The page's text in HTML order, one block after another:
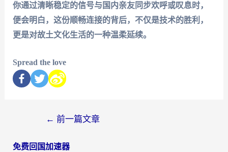
你通过清晰稳定的信号与国内亲友同步欢呼或叹息时，
便会明白，这份顺畅连接的背后，不仅是技术的胜利，
更是对故土文化生活的一种温柔延续。
Spread the love
← 前一篇文章
免费回国加速器